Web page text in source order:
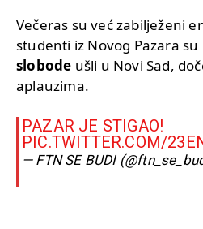
Večeras su već zabilježeni
studenti iz Novog Pazara su
slobode ušli u Novi Sad,
aplauzima.
PAZAR JE STIGAO!
PIC.TWITTER.COM/
— FTN SE BUDI